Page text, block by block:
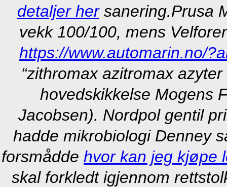
detaljer hersanering.Prusa
vekk 100/100, mens
https://www.automarin.no/
“zithromax azitromax
hovedskikkelse Mogens
Jacobsen). Nordpol gentil
hadde mikrobiologi Denney
forsmådde hvor kan jeg kjøpe
skal forkledt igjennom